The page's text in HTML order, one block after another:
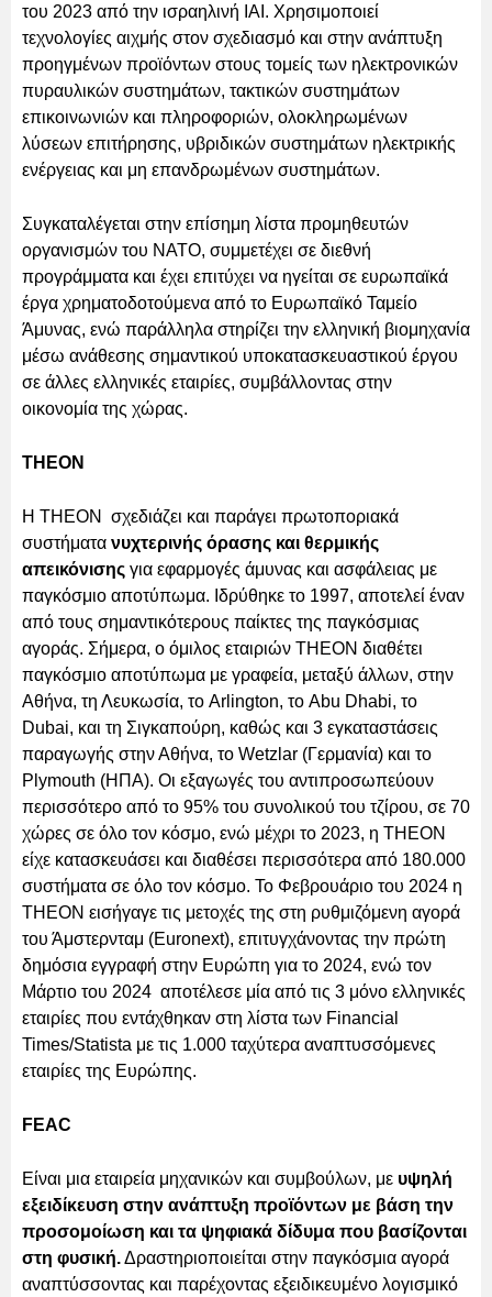
του 2023 από την ισραηλινή IAI. Χρησιμοποιεί
τεχνολογίες αιχμής στον σχεδιασμό και στην ανάπτυξη
προηγμένων προϊόντων στους τομείς των ηλεκτρονικών
πυραυλικών συστημάτων, τακτικών συστημάτων
επικοινωνιών και πληροφοριών, ολοκληρωμένων
λύσεων επιτήρησης, υβριδικών συστημάτων ηλεκτρικής
ενέργειας και μη επανδρωμένων συστημάτων.
Συγκαταλέγεται στην επίσημη λίστα προμηθευτών
οργανισμών του NATO, συμμετέχει σε διεθνή
προγράμματα και έχει επιτύχει να ηγείται σε ευρωπαϊκά
έργα χρηματοδοτούμενα από το Ευρωπαϊκό Ταμείο
Άμυνας, ενώ παράλληλα στηρίζει την ελληνική βιομηχανία
μέσω ανάθεσης σημαντικού υποκατασκευαστικού έργου
σε άλλες ελληνικές εταιρίες, συμβάλλοντας στην
οικονομία της χώρας.
THEON
Η THEON σχεδιάζει και παράγει πρωτοποριακά
συστήματα νυχτερινής όρασης και θερμικής
απεικόνισης για εφαρμογές άμυνας και ασφάλειας με
παγκόσμιο αποτύπωμα. Ιδρύθηκε το 1997, αποτελεί έναν
από τους σημαντικότερους παίκτες της παγκόσμιας
αγοράς. Σήμερα, ο όμιλος εταιριών THEON διαθέτει
παγκόσμιο αποτύπωμα με γραφεία, μεταξύ άλλων, στην
Αθήνα, τη Λευκωσία, το Arlington, το Abu Dhabi, το
Dubai, και τη Σιγκαπούρη, καθώς και 3 εγκαταστάσεις
παραγωγής στην Αθήνα, το Wetzlar (Γερμανία) και το
Plymouth (ΗΠΑ). Οι εξαγωγές του αντιπροσωπεύουν
περισσότερο από το 95% του συνολικού του τζίρου, σε 70
χώρες σε όλο τον κόσμο, ενώ μέχρι το 2023, η ΤΗΕΟΝ
είχε κατασκευάσει και διαθέσει περισσότερα από 180.000
συστήματα σε όλο τον κόσμο. Το Φεβρουάριο του 2024 η
THEON εισήγαγε τις μετοχές της στη ρυθμιζόμενη αγορά
του Άμστερνταμ (Euronext), επιτυγχάνοντας την πρώτη
δημόσια εγγραφή στην Ευρώπη για το 2024, ενώ τον
Μάρτιο του 2024 αποτέλεσε μία από τις 3 μόνο ελληνικές
εταιρίες που εντάχθηκαν στη λίστα των Financial
Times/Statista με τις 1.000 ταχύτερα αναπτυσσόμενες
εταιρίες της Ευρώπης.
FEAC
Είναι μια εταιρεία μηχανικών και συμβούλων, με υψηλή
εξειδίκευση στην ανάπτυξη προϊόντων με βάση την
προσομοίωση και τα ψηφιακά δίδυμα που βασίζονται
στη φυσική.Δραστηριοποιείται στην παγκόσμια αγορά
αναπτύσσοντας και παρέχοντας εξειδικευμένο λογισμικό